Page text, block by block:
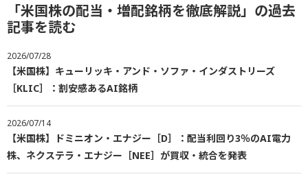
「米国株の配当・増配銘柄を徹底解説」の過去
記事を読む
2026/07/28
【米国株】キューリッキ・アンド・ソファ・インダストリーズ
［KLIC］：割安感あるAI銘柄
2026/07/14
【米国株】ドミニオン・エナジー［D］：配当利回り3％のAI電力
株、ネクステラ・エナジー［NEE］が買収・統合を発表